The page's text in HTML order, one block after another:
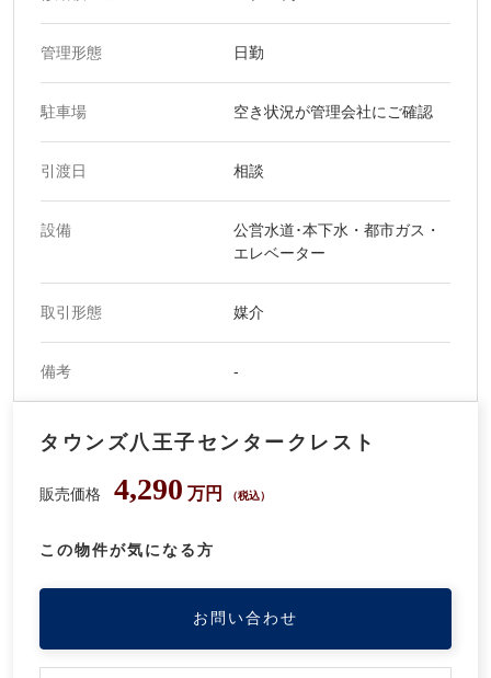
管理形態 日勤
駐車場 空き状況が管理会社にご確認
引渡日 相談
設備
公営水道･本下水・都市ガス・
エレベーター
取引形態 媒介
備考 -
タウンズ八王子センタークレスト
販売価格 4,290 万円 （税込）
この物件が気になる方
お問い合わせ